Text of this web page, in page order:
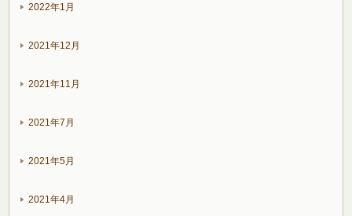
2022年1月
2021年12月
2021年11月
2021年7月
2021年5月
2021年4月